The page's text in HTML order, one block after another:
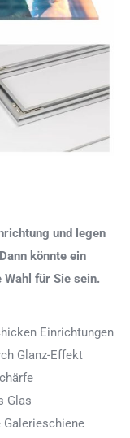
und legen
könnte ein
für Sie sein.
Einrichtungen
Glanz-Effekt
Glas